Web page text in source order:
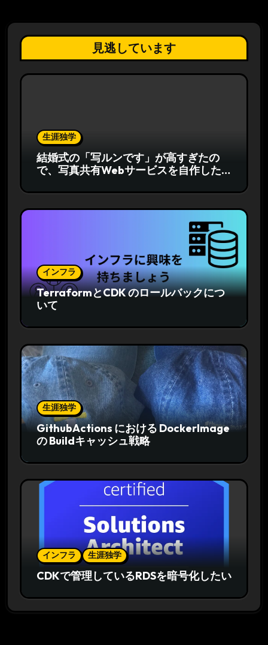
見逃しています
生涯独学
結婚式の「写ルンです」が高すぎたの
で、写真共有Webサービスを自作した
インフラ
TerraformとCDK のロールバックにつ
いて
生涯独学
GithubActions における DockerImage
の Buildキャッシュ戦略
インフラ 生涯独学
CDKで管理しているRDSを暗号化したい